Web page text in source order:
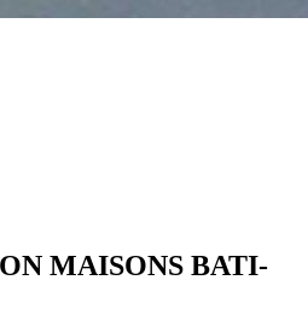
MAISONS BATI-